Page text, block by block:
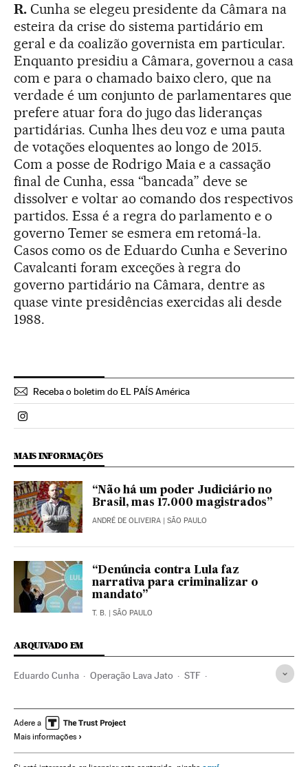
R. Cunha se elegeu presidente da Câmara na
esteira da crise do sistema partidário em
geral e da coalizão governista em particular.
Enquanto presidiu a Câmara, governou a casa
com e para o chamado baixo clero, que na
verdade é um conjunto de parlamentares que
prefere atuar fora do jugo das lideranças
partidárias. Cunha lhes deu voz e uma pauta
de votações eloquentes ao longo de 2015.
Com a posse de Rodrigo Maia e a cassação
final de Cunha, essa “bancada” deve se
dissolver e voltar ao comando dos respectivos
partidos. Essa é a regra do parlamento e o
governo Temer se esmera em retomá-la.
Casos como os de Eduardo Cunha e Severino
Cavalcanti foram exceções à regra do
governo partidário na Câmara, dentre as
quase vinte presidências exercidas ali desde
1988.
Receba o boletim do EL PAÍS América
Politica El País Brasil en Instagram
MAIS INFORMAÇÕES
“Não há um poder Judiciário no
Brasil, mas 17.000 magistrados”
ANDRÉ DE OLIVEIRA | SÃO PAULO
“Denúncia contra Lula faz
narrativa para criminalizar o
mandato”
T. B. | SÃO PAULO
ARQUIVADO EM
Eduardo Cunha Operação Lava Jato STF
Partido dos Trabalhadores
Investigação policial
Adere a
Mais informações